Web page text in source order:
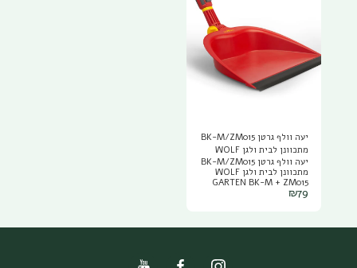
יעה וולף גרטן BK-M/ZM015
מתכוונן לבית ולגן WOLF
GARTEN
יעה וולף גרטן BK-M/ZM015
מתכוונן לבית ולגן WOLF
GARTEN BK-M + ZM015
WOLF GARTEN OUTDOOR
₪79